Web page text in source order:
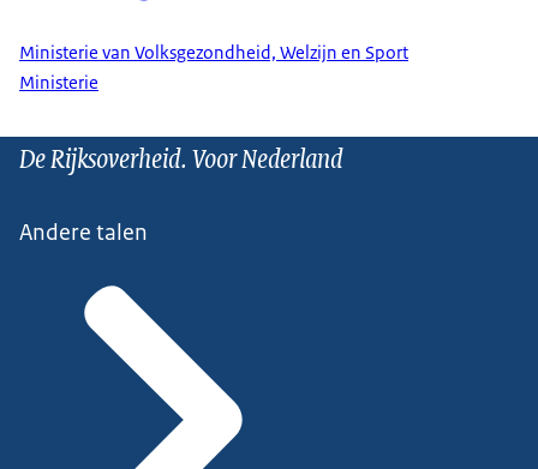
Ministerie van Volksgezondheid, Welzijn en Sport
Ministerie
De Rijksoverheid. Voor Nederland
Andere talen